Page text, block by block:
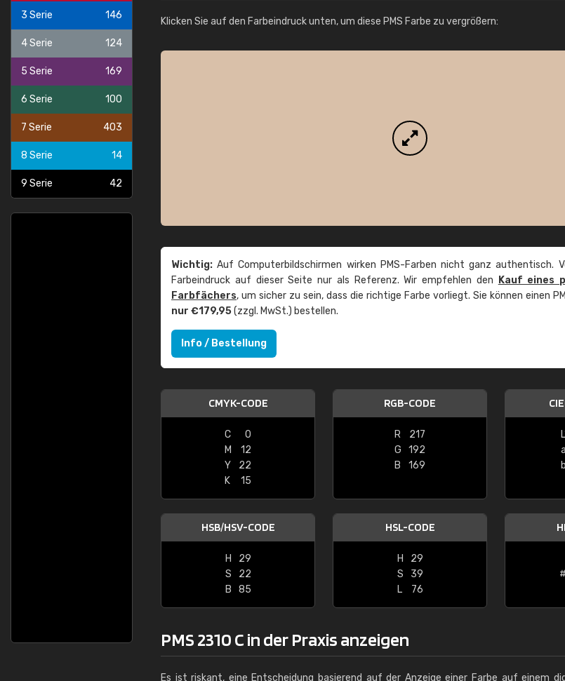
3 Serie 146
4 Serie 124
5 Serie 169
6 Serie 100
7 Serie 403
8 Serie 14
9 Serie 42
Klicken Sie auf den Farbeindruck unten, um diese PMS Farbe zu vergrößern:
Wichtig: Auf Computerbildschirmen wirken PMS-Farben nicht ganz authentisch.
Farbeindruck auf dieser Seite nur als Referenz. Wir empfehlen den
Kauf eines
Farbfächers, um sicher zu sein, dass die richtige Farbe vorliegt. Sie können einen
nur €179,95(zzgl. MwSt.) bestellen.
Info / Bestellung
CMYK-CODE
C
0
M
12
Y
22
K
15
RGB-CODE
R
217
G
192
B
169
HSB/HSV-CODE
H
29
S
22
B
85
HSL-CODE
H
29
S
39
L
76
PMS 2310 C in der Praxis anzeigen
Es ist riskant, eine Entscheidung basierend auf der Anzeige einer Farbe auf einem
"Alles so, wie man es
schnelle Lieferung."